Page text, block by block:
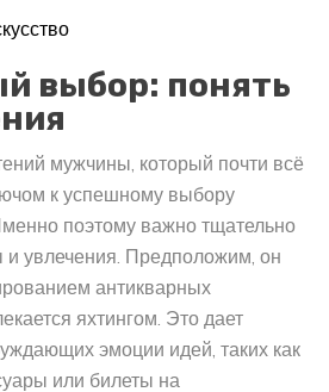
выбор: понять
мужчины, который почти всё
к успешному выбору
поэтому важно тщательно
и увлечения. Предположим, он
антикварных
яхтингом. Это дает
эмоции идей, таких как
или билеты на